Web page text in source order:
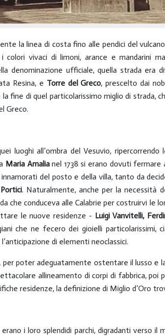
la linea di costa fino alle pendici del
vivaci di limoni, arance e mandarini
denominazione ufficiale, quella strada era
Resina, e Torre del Greco, prescelto dai
fine di quel particolarissimo miglio di strada,
Greco.
luoghi all’ombra del Vesuvio,
Maria Amalianel 1738 si erano dovuti fermare
del posto e della villa, tanto da
. Naturalmente, anche per la necessità
che conduceva alle Calabrie per costruirvi le
le nuove residenze - Luigi Vanvitelli,
che ne fecero dei gioielli particolarissimi,
di elementi neoclassici.
poter adeguatamente ostentare il lusso e
allineamento di corpi di fabbrica, poi
residenze, la definizione di Miglio d’Oro
i loro splendidi parchi, digradanti verso il